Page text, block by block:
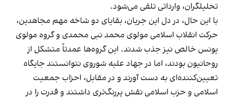
تحلیلگران، وارداتی تلقی می‌شود.
با این حال، در دل این جریان، بقایای دو شاخه مهم مجاهدین،
حرکت انقلاب اسلامی مولوی محمد نبی محمدی و گروه مولوی
یونس خالص نیز جذب شدند. این گروه‌ها عمدتاً متشکل از
روحانیون بودند، اما در جهاد علیه شوروی نتوانستند جایگاه
تعیین‌کننده‌ای به دست آورند و در مقابل، احزاب جمعیت
اسلامی و حزب اسلامی نقش پررنگ‌تری داشتند و قدرت را در